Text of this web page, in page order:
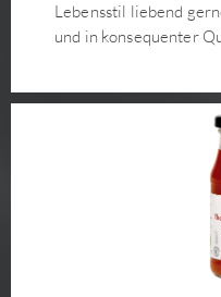
Lebensstil liebend
und in konsequenter